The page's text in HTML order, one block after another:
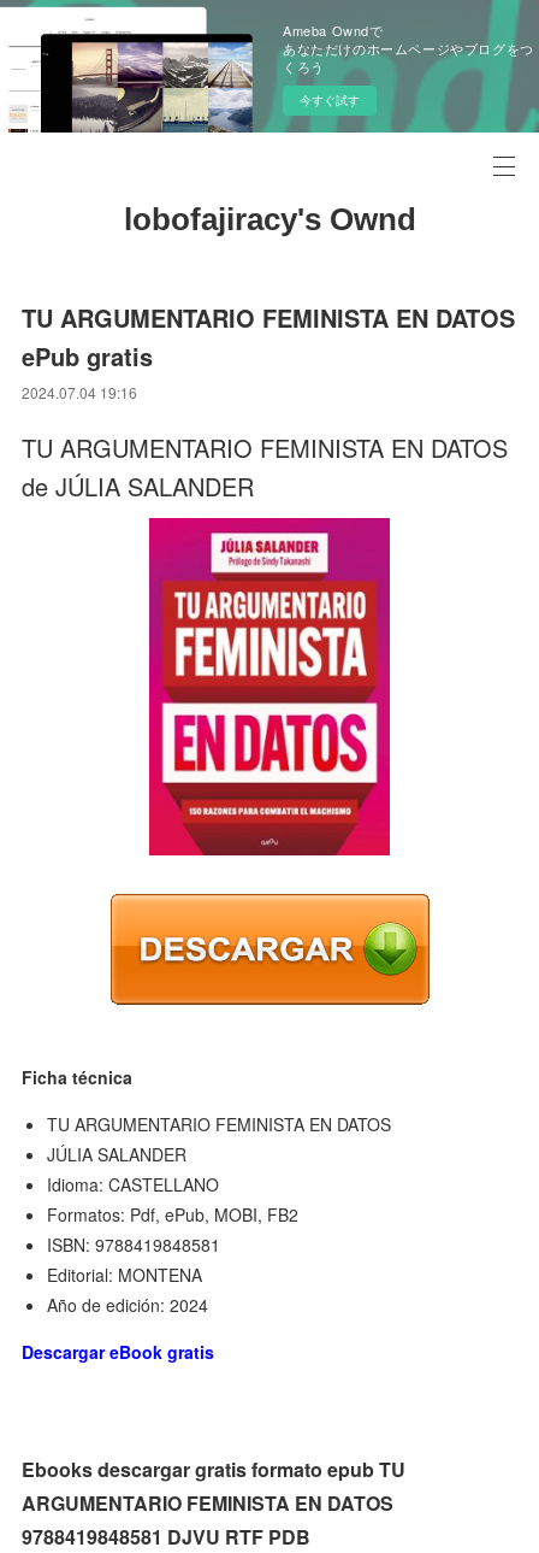
Ameba Owndで
あなただけのホームページやブログをつ
くろう
今すぐ試す
lobofajiracy's Ownd
TU ARGUMENTARIO FEMINISTA EN DATOS
ePub gratis
2024.07.04 19:16
TU ARGUMENTARIO FEMINISTA EN DATOS
de JÚLIA SALANDER
Ficha técnica
TU ARGUMENTARIO FEMINISTA EN DATOS
JÚLIA SALANDER
Idioma: CASTELLANO
Formatos: Pdf, ePub, MOBI, FB2
ISBN: 9788419848581
Editorial: MONTENA
Año de edición: 2024
Descargar eBook gratis
Ebooks descargar gratis formato epub TU
ARGUMENTARIO FEMINISTA EN DATOS
9788419848581 DJVU RTF PDB